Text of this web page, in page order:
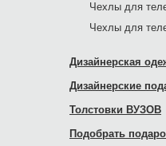
Чехлы для
Чехлы для
Дизайнерская
Дизайнерские
Толстовки ВУЗОВ
Подобрать